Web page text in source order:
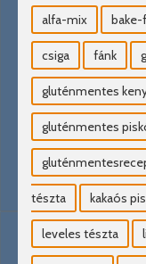
alfa-mix bake-
csiga fánk
gluténmentes
gluténmentes
tészta kakaós
leveles tészta